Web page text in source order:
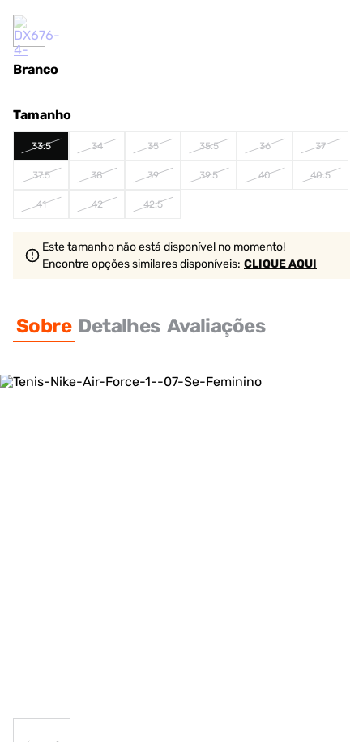
Branco
Tamanho
33.5 34 35 35.5 36 37
37.5 38 39 39.5 40 40.5
41 42 42.5
Este tamanho não está disponível no momento!
Encontre opções similaresdisponíveis: CLIQUE AQUI
Sobre Detalhes Avaliações